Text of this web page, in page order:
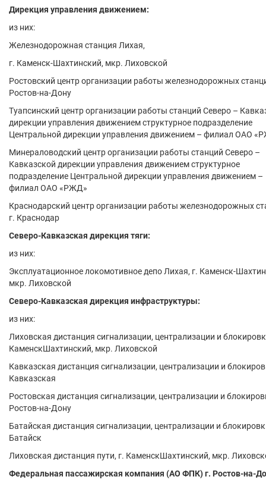
Дирекция управления движением:
из них:
Железнодорожная станция Лихая,
г. Каменск-Шахтинский, мкр. Лиховской
Ростовский центр организации работы железнодорожных
Ростов-на-Дону
Туапсинский центр организации работы станций Северо –
дирекции управления движением структурное подразделение
Центральной дирекции управления движением – филиал ОАО
Минераловодский центр организации работы станций Северо –
Кавказской дирекции управления движением структурное
подразделение Центральной дирекции управления движением –
филиал ОАО «РЖД»
Краснодарский центр организации работы железнодорожных
г. Краснодар
Северо-Кавказская дирекция тяги:
из них:
Эксплуатационное локомотивное депо Лихая, г. Каменск-
мкр. Лиховской
Северо-Кавказская дирекция инфраструктуры:
из них:
Лиховская дистанция сигнализации, централизации и
КаменскШахтинский, мкр. Лиховской
Кавказская дистанция сигнализации, централизации и
Кавказская
Ростовская дистанция сигнализации, централизации и
Ростов-на-Дону
Батайская дистанция сигнализации, централизации и
Батайск
Лиховская дистанция пути, г. КаменскШахтинский, мкр.
Федеральная пассажирская компания (АО ФПК) г. Ростов-на-